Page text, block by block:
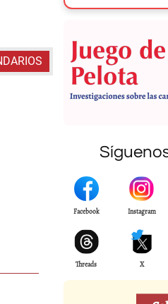
Facebook Instagram
Threads X